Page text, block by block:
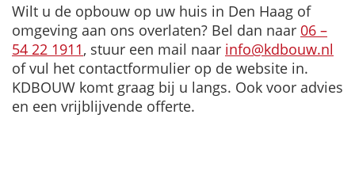
Wilt u de opbouw op uw huis in Den Haag of
omgeving aan ons overlaten? Bel dan naar 06 –
54 22 1911, stuur een mail naar info@kdbouw.nl
of vul het contactformulier op de website in.
KDBOUW komt graag bij u langs. Ook voor advies
en een vrijblijvende offerte.